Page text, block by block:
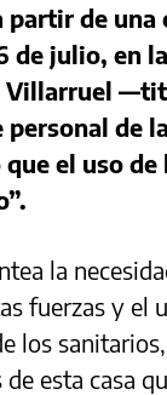
de
de julio, en
de
el uso
la
fuerzas y el
los
esta casa